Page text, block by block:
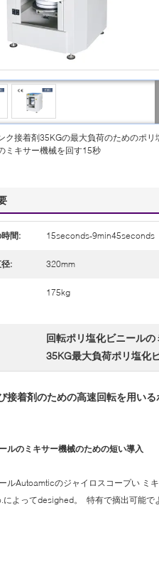
ク接着剤35KGの最大負荷のためのポリ
ミキサー機械を回す15秒
間: 15seconds-9min45seconds
: 320mm
175kg
回転ポリ塩化ビニールの
35KG最大負荷ポリ塩化
接着剤のための高速回転を用い
ルのミキサー機械のための短い導入
ルAutoamticのジャイロスコープい ミ
によってdesighed。 特有で摘出可能